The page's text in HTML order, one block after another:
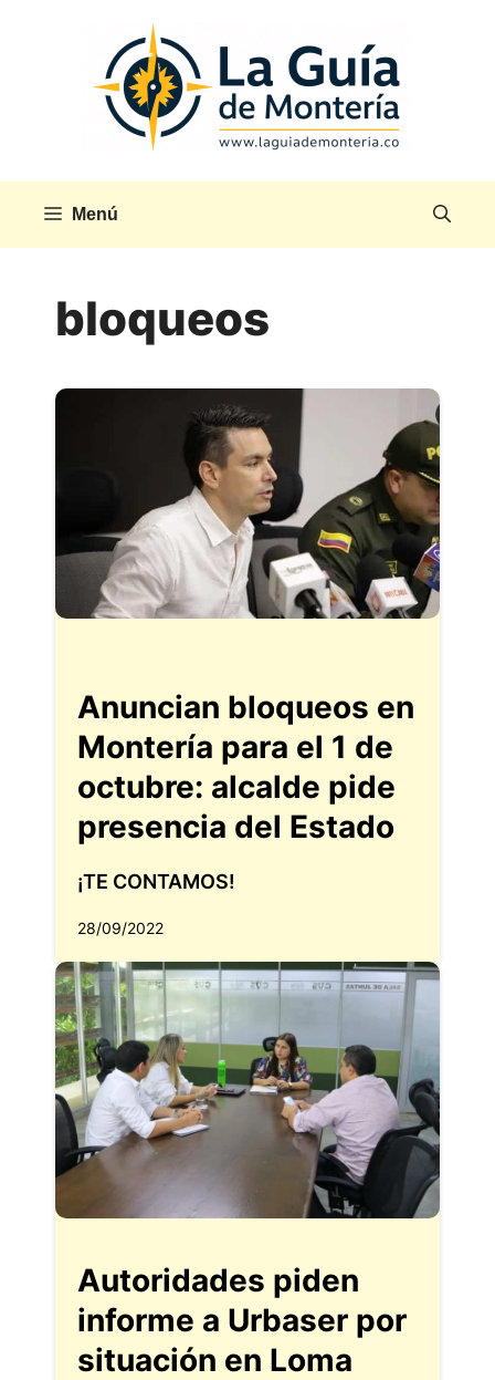
Menú
bloqueos
Anuncian bloqueos en
Montería para el 1 de
octubre: alcalde pide
presencia del Estado
¡TE CONTAMOS!
28/09/2022
Autoridades piden
informe a Urbaser por
situación en Loma